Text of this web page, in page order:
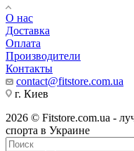
О нас
Доставка
Оплата
Производители
Контакты
contact@fitstore.com.ua
г. Киев
2026 © Fitstore.com.ua -
спорта в Украине